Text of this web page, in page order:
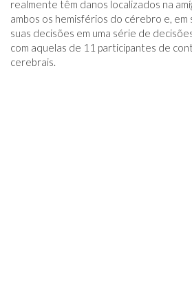
realmente têm danos localizados na
ambos os hemisférios do cérebro e, em
suas decisões em uma série de
com aquelas de 11 participantes de
cerebrais.